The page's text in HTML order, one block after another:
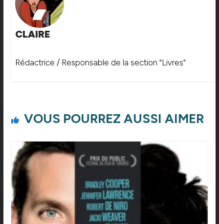
CLAIRE
Rédactrice / Responsable de la section "Livres"
VOUS POURREZ AUSSI AIMER